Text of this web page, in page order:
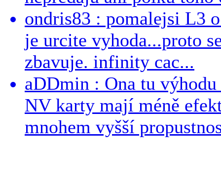
ondris83 : pomalejsi L3
je urcite vyhoda...proto
zbavuje. infinity cac...
aDDmin : Ona tu
NV karty mají méně
mnohem vyšší